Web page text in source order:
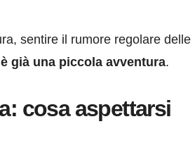
sentire il rumore regolare delle
è già una piccola avventura.
cosa aspettarsi